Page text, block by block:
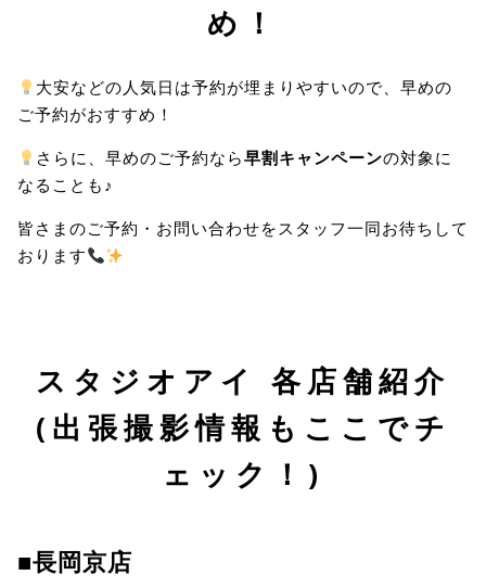
め！
大安などの人気日は予約が埋まりやすいので、早めの
ご予約がおすすめ！
さらに、早めのご予約なら早割キャンペーンの対象に
なることも♪
皆さまのご予約・お問い合わせをスタッフ一同お待ちして
おります
スタジオアイ 各店舗紹介
(出張撮影情報もここでチ
ェック！)
■長岡京店